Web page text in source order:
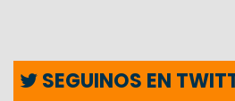
SEGUINOS EN